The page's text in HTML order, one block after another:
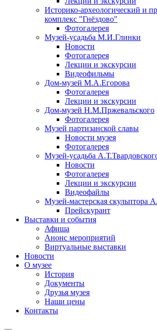
Историко-археологический и
комплекс "Гнёздово"
Фотогалерея
Музей-усадьба М.И.Глинки
Новости
Фотогалерея
Лекции и экскурсии
Видеофильмы
Дом-музей М.А.Егорова
Фотогалерея
Лекции и экскурсии
Дом-музей Н.М.Пржевальского
Фотогалерея
Музей партизанской славы
Новости музея
Фотогалерея
Музей-усадьба
Новости
Фотогалерея
Лекции и экскурсии
Видеофайлы
Музей-мастерская скульптора
Прейскурант
Выставки и события
Афиша
Анонс мероприятий
Виртуальные выставки
Новости
О музее
История
Документы
Друзья музея
Наши цены
Контакты